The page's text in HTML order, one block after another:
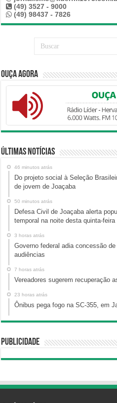
(49) 3527 - 9000
(49) 98437 - 7826
Ouça Agora
Últimas Notícias
46 minutos atrás
Do projeto social à Seleção
de jovem de Joaçaba
50 minutos atrás
Defesa Civil de Joaçaba alerta
temporal na noite desta quinta-feira
3 horas atrás
Governo federal adia concessão
audiências
7 horas atrás
Vereadores sugerem recuperação
23 horas atrás
Ônibus pega fogo na SC-355, em
Publicidade